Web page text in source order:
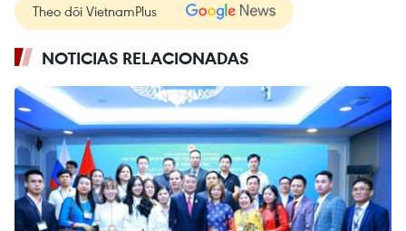
Theo dõi VietnamPlus
NOTICIAS RELACIONADAS